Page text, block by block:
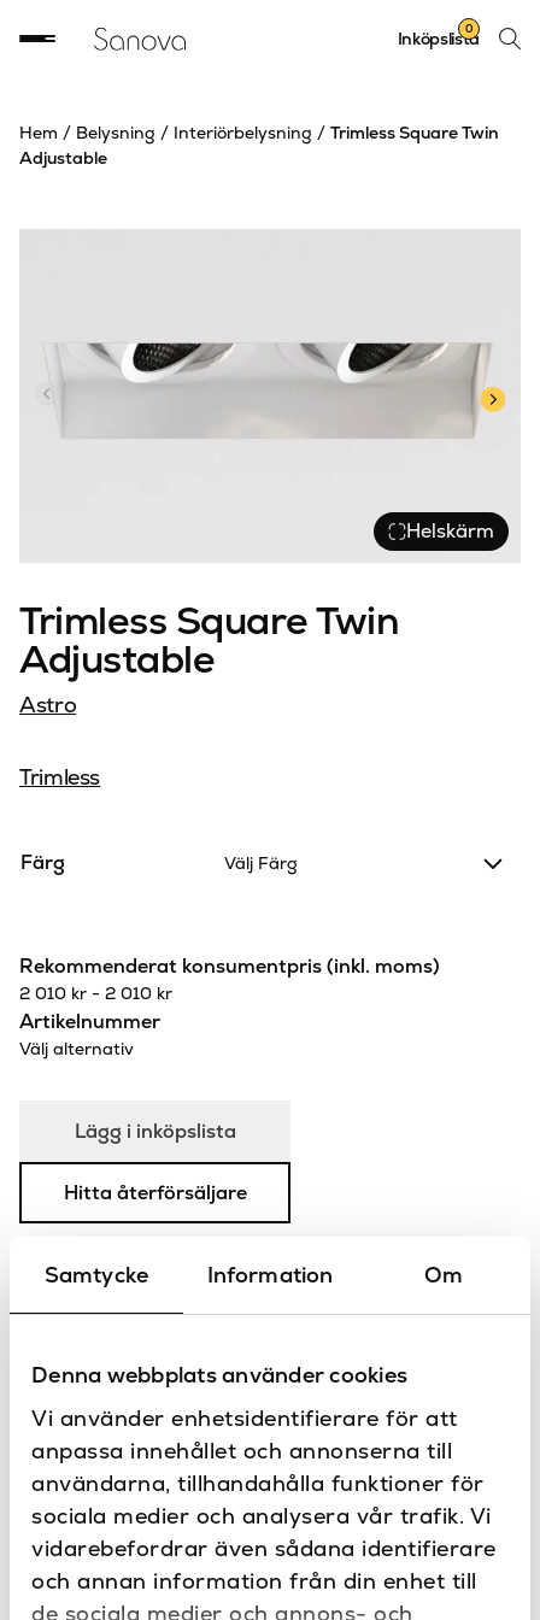
Samtycke Information Om
Denna webbplats använder cookies
Vi använder enhetsidentifierare för att
anpassa innehållet och annonserna till
användarna, tillhandahålla funktioner för
sociala medier och analysera vår trafik. Vi
vidarebefordrar även sådana identifierare
och annan information från din enhet till
de sociala medier och annons- och
Sök
Inköpslista
0
Hem / Belysning / Interiörbelysning / Trimless Square Twin
Adjustable
Helskärm
Trimless Square Twin
Adjustable
Astro
Trimless
Färg Välj Färg
Rekommenderat konsumentpris (inkl. moms)
2 010 kr - 2 010 kr
Artikelnummer
Välj alternativ
Lägg i inköpslista
Hitta återförsäljare
Produktbeskrivning
Trimless spotlight för tak från Astro Lighting är
inspacklingsbar vilket skapar en diskret installation. Finns
även med fast ljuskälla, kontakta Sanova för mer
information.
Specifikationer
Bredd (mm)
Dokument